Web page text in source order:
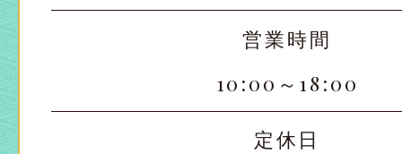
営業時間
10:00～18:00
定休日